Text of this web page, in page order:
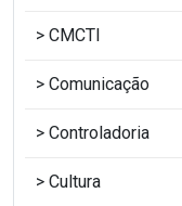
CMCTI
Comunicação
Controladoria
Cultura